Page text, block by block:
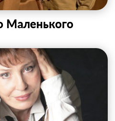
Маленького